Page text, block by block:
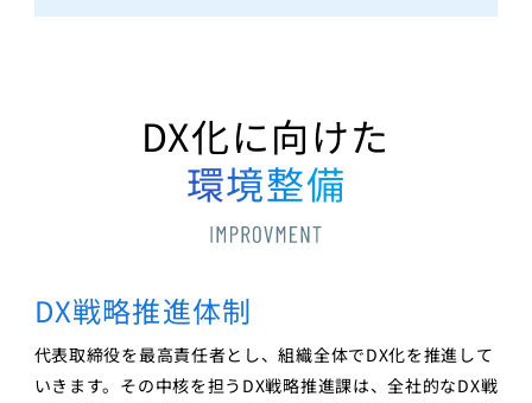
DX化に向けた
環境整備
DX戦略推進体制
代表取締役を最高責任者とし、組織全体でDX化を推進して
いきます。その中核を担うDX戦略推進課は、全社的なDX戦